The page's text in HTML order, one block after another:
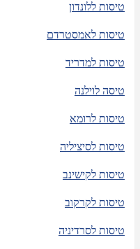
טיסות ללונדון
טיסות לאמסטרדם
טיסות למדריד
טיסה לוילנה
טיסות לרומא
טיסות לסיציליה
טיסות לקישינב
טיסות לקרקוב
טיסות לסרדיניה